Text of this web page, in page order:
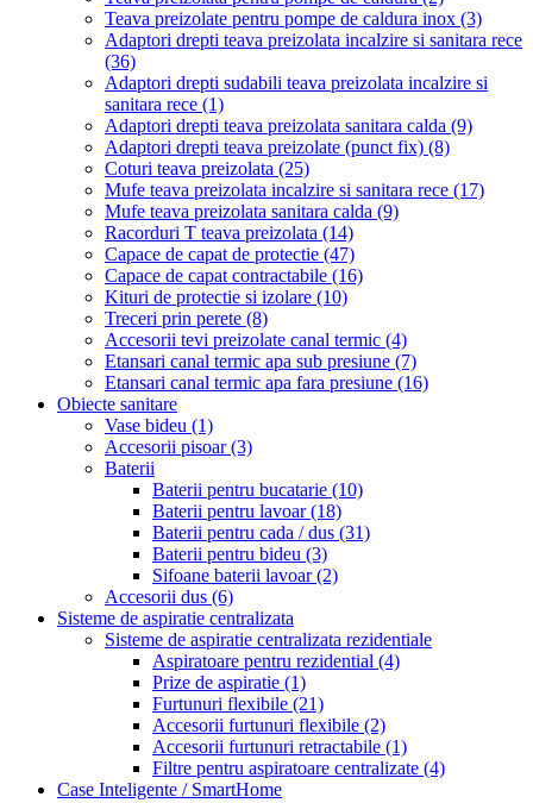
Teava preizolate pentru pompe de caldura inox (3)
Adaptori drepti teava preizolata incalzire si sanitara rece
(36)
Adaptori drepti sudabili teava preizolata incalzire si
sanitara rece (1)
Adaptori drepti teava preizolata sanitara calda (9)
Adaptori drepti teava preizolate (punct fix) (8)
Coturi teava preizolata (25)
Mufe teava preizolata incalzire si sanitara rece (17)
Mufe teava preizolata sanitara calda (9)
Racorduri T teava preizolata (14)
Capace de capat de protectie (47)
Capace de capat contractabile (16)
Kituri de protectie si izolare (10)
Treceri prin perete (8)
Accesorii tevi preizolate canal termic (4)
Etansari canal termic apa sub presiune (7)
Etansari canal termic apa fara presiune (16)
Obiecte sanitare
Vase bideu (1)
Accesorii pisoar(3)
Baterii
Baterii pentru bucatarie (10)
Baterii pentru lavoar(18)
Baterii pentru cada / dus (31)
Baterii pentru bideu (3)
Sifoane baterii lavoar(2)
Accesorii dus (6)
Sisteme de aspiratie centralizata
Sisteme de aspiratie centralizata rezidentiale
Aspiratoare pentru rezidential (4)
Prize de aspiratie (1)
Furtunuri flexibile (21)
Accesorii furtunuri flexibile (2)
Accesorii furtunuri retractabile (1)
Filtre pentru aspiratoare centralizate (4)
Case Inteligente / SmartHome